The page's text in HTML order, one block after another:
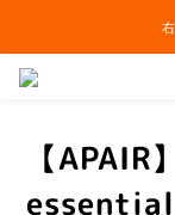
即日起，預購商品可
【
essential